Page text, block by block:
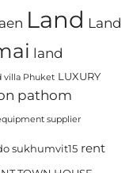
Land Land
land
villa Phuket LUXURY
pathom
supplier
sukhumvit15 rent